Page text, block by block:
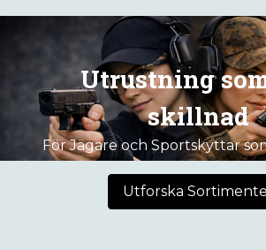
Utrustning
skillnad
För Jägare och Sportskyttar
Utforska